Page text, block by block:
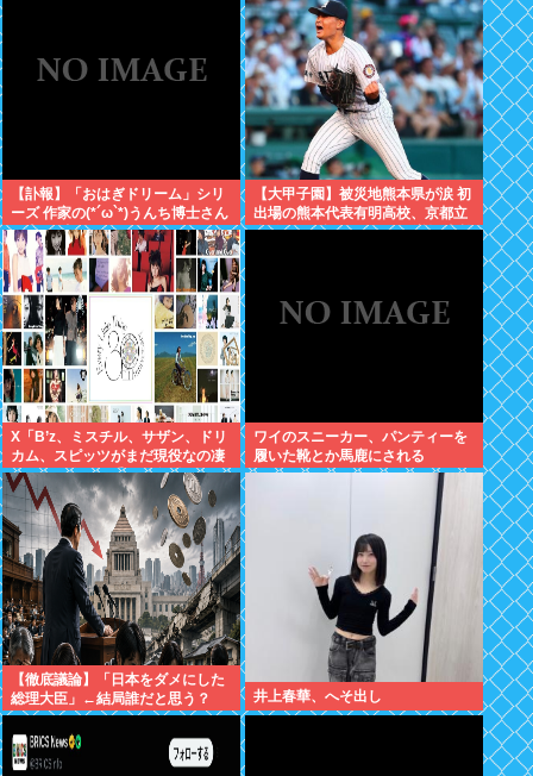
【訃報】「おはぎドリーム」シリ
ーズ 作家の(*´ω`*)うんち博士さん
死去 64歳
【大甲子園】被災地熊本県が涙 初
出場の熊本代表有明高校、京都立
命館に9回裏2アウトから逆転勝利
X「B’z、ミスチル、サザン、ドリ
カム、スピッツがまだ現役なの凄
いよな。今の歌手が30年後にやれ
てるだろうか？」
ワイのスニーカー、パンティーを
履いた靴とか馬鹿にされる
【徹底議論】「日本をダメにした
総理大臣」←結局誰だと思う？
井上春華、へそ出し